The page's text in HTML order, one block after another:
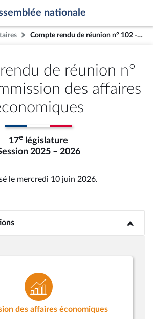
nationale
Compte rendu de réunion n° 102 - Commission des affaires économiques
de réunion n°
des affaires
17e législature
2025 – 2026
le mercredi 10 juin 2026.
d’informations</b>
des affaires économiques